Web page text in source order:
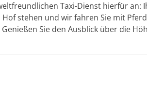
Taxi-Dienst hierfür an:
stehen und wir fahren Sie mit
Sie den Ausblick über die